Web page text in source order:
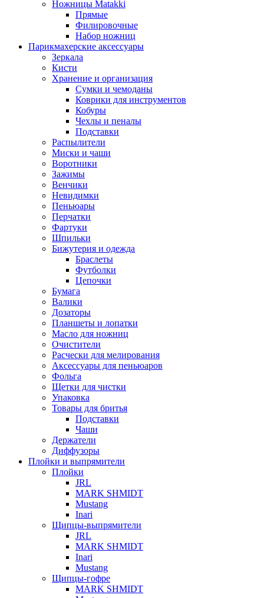
Ножницы Matakki
Прямые
Филировочные
Набор ножниц
Парикмахерские аксессуары
Зеркала
Кисти
Хранение и организация
Сумки и чемоданы
Коврики для инструментов
Кобуры
Чехлы и пеналы
Подставки
Распылители
Миски и чаши
Воротники
Зажимы
Венчики
Невидимки
Пеньюары
Перчатки
Фартуки
Шпильки
Бижутерия и одежда
Браслеты
Футболки
Цепочки
Бумага
Валики
Дозаторы
Планшеты и лопатки
Масло для ножниц
Очистители
Расчески для мелирования
Аксессуары для пеньюаров
Фольга
Щетки для чистки
Упаковка
Товары для бритья
Подставки
Чаши
Держатели
Диффузоры
Плойки и выпрямители
Плойки
JRL
MARK SHMIDT
Mustang
Inari
Щипцы-выпрямители
JRL
MARK SHMIDT
Inari
Mustang
Щипцы-гофре
MARK SHMIDT